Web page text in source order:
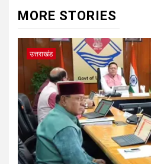
MORE STORIES
उत्तराखंड